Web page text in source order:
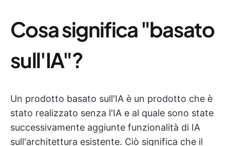
Cosa significa "basato
sull'IA"?
Un prodotto basato sull'IA è un prodotto che è
stato realizzato senza l'IA e al quale sono state
successivamente aggiunte funzionalità di IA
sull'architettura esistente. Ciò significa che il